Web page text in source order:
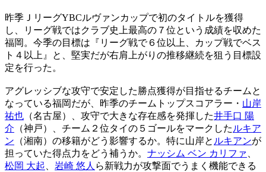
昨季ＪリーグYBCルヴァンカップで初のタイトルを獲得
し、リーグ戦ではクラブ史上最高の７位という成績を収めた
福岡。今季の目標は『リーグ戦で６位以上、カップ戦でベス
ト４以上』と、堅実だが右肩上がりの推移継続を狙う目標設
定を行った。
アグレッシブな攻守で安定した勝点獲得が目指せるチームと
なっている福岡だが、昨季のチームトップスコアラー・ 山岸
祐也 （名古屋）、攻守で大きな存在感を発揮した井手口 陽
介 （神戸）、チーム２位タイの５ゴールをマークした ルキア
ン （湘南）の移籍がどう影響するか。特に山岸と ルキアンが
担っていた得点力をどう補うか。 ナッシム ベン カリファ
松岡 大起
岩崎 悠人 ら新戦力が攻撃面でうまく機能できる